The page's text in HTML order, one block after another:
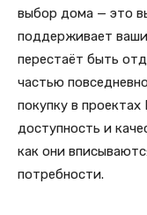
выбор дома — это
поддерживает
перестаёт быть
частью
покупку в
доступность и
как они
потребности.